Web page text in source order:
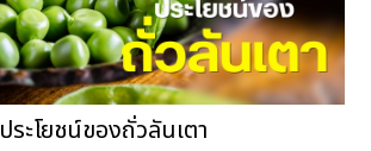
ประโยชน์ของถั่วลันเตา